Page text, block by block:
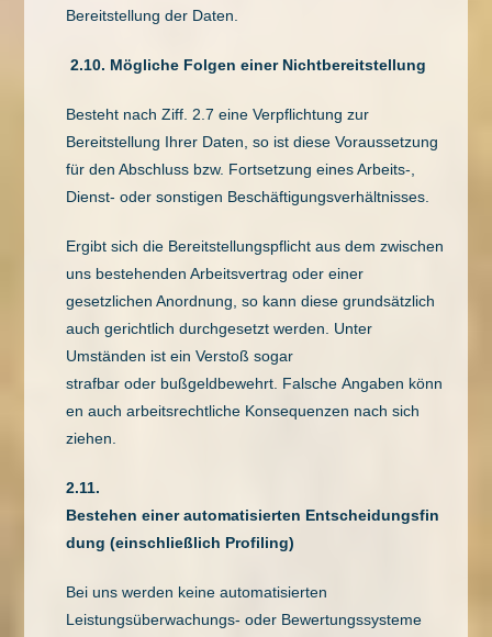
Bereitstellung der Daten.
2.10. Mögliche Folgen einer Nichtbereitstellung
Besteht nach Ziff. 2.7 eine Verpflichtung zur
Bereitstellung Ihrer Daten, so ist diese Voraussetzung
für den Abschluss bzw. Fortsetzung eines Arbeits-,
Dienst- oder sonstigen Beschäftigungsverhältnisses.
Ergibt sich die Bereitstellungspflicht aus dem zwischen
uns bestehenden Arbeitsvertrag oder einer
gesetzlichen Anordnung, so kann diese grundsätzlich
auch gerichtlich durchgesetzt werden. Unter
Umständen ist ein Verstoß sogar
strafbar oder bußgeldbewehrt. Falsche Angaben könn
en auch arbeitsrechtliche Konsequenzen nach sich
ziehen.
2.11.
Bestehen einer automatisierten Entscheidungsfin
dung (einschließlich Profiling)
Bei uns werden keine automatisierten
Leistungsüberwachungs- oder Bewertungssysteme